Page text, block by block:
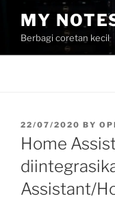
content
MY
Berbagi coretan kecil
POSTED
ON
22/07/2020 BY
Home
Assistant/